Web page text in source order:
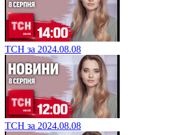
ТСН за 2024.08.08
ТСН за 2024.08.08